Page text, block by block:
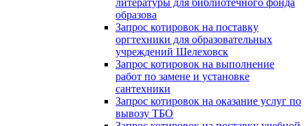
образова
Запрос котировок на поставку
оргтехники для образовательных
учреждений Шелеховск
Запрос котировок на выполнение
работ по замене и установке
сантехники
Запрос котировок на оказание услуг по
вывозу ТБО